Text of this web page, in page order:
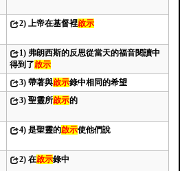
2) 上帝在基督裡啟示
1) 弗朗西斯的反思從當天的福音閱讀中
得到了啟示
3) 帶著與啟示錄中相同的希望
3) 聖靈所啟示的
4) 是聖靈的啟示使他們說
2) 在啟示錄中